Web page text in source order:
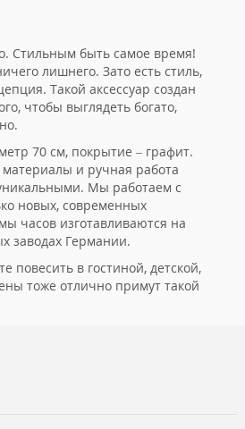
Стильным быть самое время!
лишнего. Зато есть стиль,
Такой аксессуар создан
чтобы выглядеть богато,
70 см, покрытие – графит.
и ручная работа
Мы работаем с
новых, современных
часов изготавливаются на
заводах Германии.
повесить в гостиной, детской,
тоже отлично примут такой